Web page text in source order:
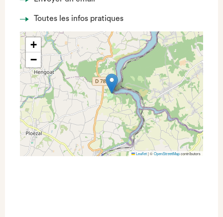
Toutes les infos pratiques
+
−
Leaflet|©OpenStreetMapcontributors